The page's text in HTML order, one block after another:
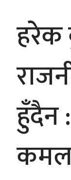
हरेक
हुँदैन